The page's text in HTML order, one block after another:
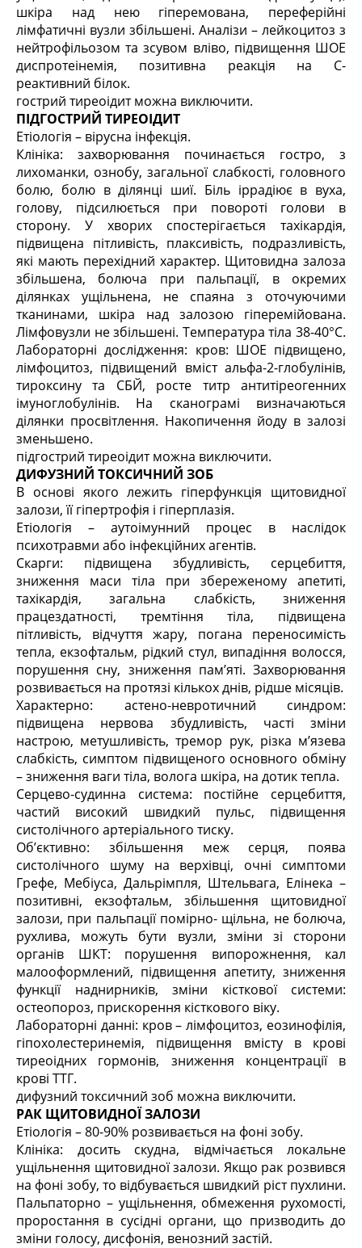
шкіра над нею гіперемована, переферійні
лімфатичні вузли збільшені. Аналізи – лейкоцитоз з
нейтрофільозом та зсувом вліво, підвищення ШОЕ
диспротеінемія, позитивна реакція на С-
реактивний білок.
гострий тиреоідит можна виключити.
ПІДГОСТРИЙ ТИРЕОІДИТ
Етіологія – вірусна інфекція.
Клініка: захворювання починається гостро, з
лихоманки, ознобу, загальної слабкості, головного
болю, болю в ділянці шиї. Біль іррадіює в вуха,
голову, підсилюється при повороті голови в
сторону. У хворих спостерігається тахікардія,
підвищена пітливість, плаксивість, подразливість,
які мають перехідний характер. Щитовидна залоза
збільшена, болюча при пальпації, в окремих
ділянках ущільнена, не спаяна з оточуючими
тканинами, шкіра над залозою гіперемійована.
Лімфовузли не збільшені. Температура тіла 38-40°С.
Лабораторні дослідження: кров: ШОЕ підвищено,
лімфоцитоз, підвищений вміст альфа-2-глобулінів,
тироксину та СБЙ, росте титр антитіреогенних
імуноглобулінів. На сканограмі визначаються
ділянки просвітлення. Накопичення йоду в залозі
зменьшено.
підгострий тиреоідит можна виключити.
ДИФУЗНИЙ ТОКСИЧНИЙ ЗОБ
В основі якого лежить гіперфункція щитовидної
залози, її гіпертрофія і гіперплазія.
Етіологія – аутоімунний процес в наслідок
психотравми або інфекційних агентів.
Скарги: підвищена збудливість, серцебиття,
зниження маси тіла при збереженому апетиті,
тахікардія, загальна слабкість, зниження
працездатності, тремтіння тіла, підвищена
пітливість, відчуття жару, погана переносимість
тепла, екзофтальм, рідкий стул, випадіння волосся,
порушення сну, зниження пам’яті. Захворювання
розвивається на протязі кількох днів, рідше місяців.
Характерно: астено-невротичний синдром:
підвищена нервова збудливість, часті зміни
настрою, метушливість, тремор рук, різка м’язева
слабкість, симптом підвищеного основного обміну
– зниження ваги тіла, волога шкіра, на дотик тепла.
Серцево-судинна система: постійне серцебиття,
частий високий швидкий пульс, підвищення
систолічного артеріального тиску.
Об’єктивно: збільшення меж серця, поява
систолічного шуму на верхівці, очні симптоми
Грефе, Мебіуса, Дальрімпля, Штельвага, Елінека –
позитивні, екзофтальм, збільшення щитовидної
залози, при пальпації помірно- щільна, не болюча,
рухлива, можуть бути вузли, зміни зі сторони
органів ШКТ: порушення випорожнення, кал
малооформлений, підвищення апетиту, зниження
функції наднирників, зміни кісткової системи:
остеопороз, прискорення кісткового віку.
Лабораторні данні: кров – лімфоцитоз, еозинофілія,
гіпохолестеринемія, підвищення вмісту в крові
тиреоідних гормонів, зниження концентрації в
крові ТТГ.
дифузний токсичний зоб можна виключити.
РАК ЩИТОВИДНОЇ ЗАЛОЗИ
Етіологія – 80-90% розвивається на фоні зобу.
Клініка: досить скудна, відмічається локальне
ущільнення щитовидної залози. Якщо рак розвився
на фоні зобу, то відбувається швидкий ріст пухлини.
Пальпаторно – ущільнення, обмеження рухомості,
проростання в сусідні органи, що призводить до
зміни голосу, дисфонія, венозний застій.